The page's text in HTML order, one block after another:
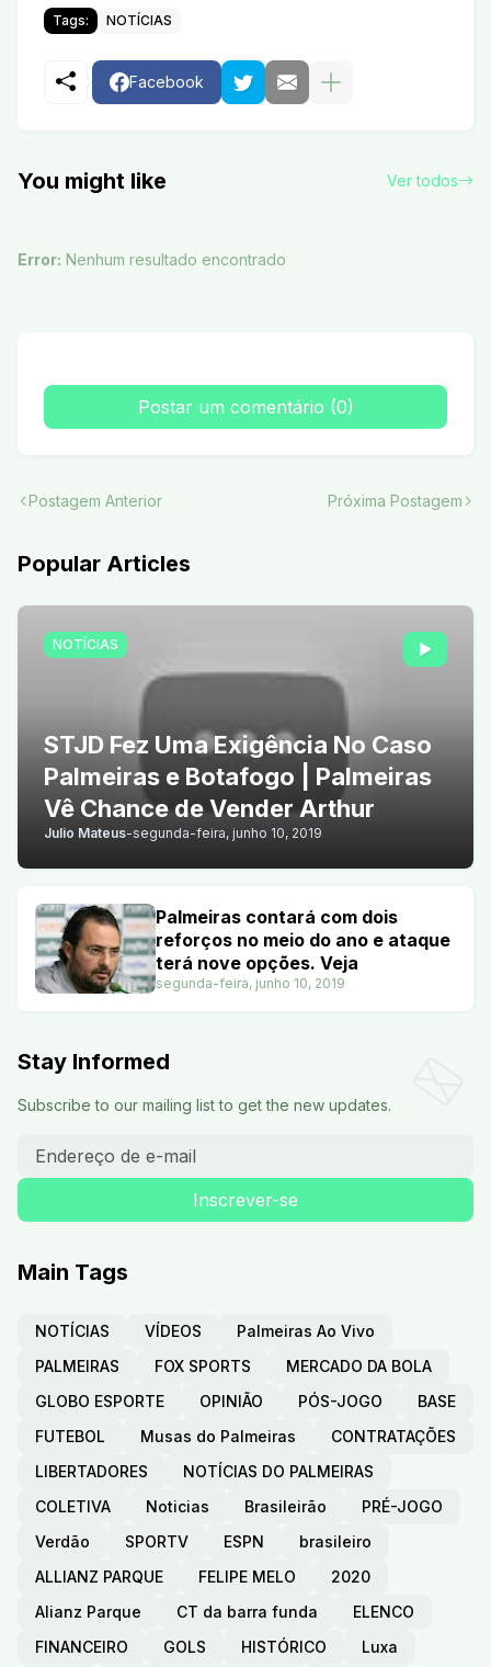
Tags: NOTÍCIAS
Facebook
You might like Ver todos
Error: Nenhum resultado encontrado
Postar um comentário (0)
Postagem Anterior Próxima Postagem
Popular Articles
NOTÍCIAS
STJD Fez Uma Exigência No Caso
Palmeiras e Botafogo | Palmeiras
Vê Chance de Vender Arthur
Julio Mateus-segunda-feira, junho 10, 2019
Palmeiras contará com dois
reforços no meio do ano e ataque
terá nove opções. Veja
segunda-feira, junho 10, 2019
Stay Informed
Subscribe to our mailing list to get the new updates.
Main Tags
NOTÍCIAS VÍDEOS
Palmeiras Ao Vivo
PALMEIRAS
FOX SPORTS
MERCADO DA BOLA
GLOBO ESPORTE
OPINIÃO PÓS-JOGO
BASE
FUTEBOL
Musas do Palmeiras
CONTRATAÇÕES
LIBERTADORES
NOTÍCIAS DO PALMEIRAS
COLETIVA
Noticias Brasileirão
PRÉ-JOGO
Verdão
SPORTV ESPN
brasileiro
ALLIANZ PARQUE
FELIPE MELO
2020
Alianz Parque
CT da barra funda
ELENCO
FINANCEIRO
GOLS HISTÓRICO
Luxa